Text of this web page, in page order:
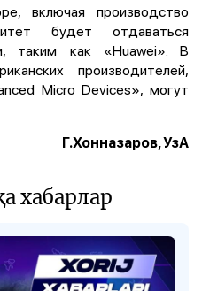
включая производство
будет отдаваться
таким как «Huawei». В
производителей,
Micro Devices», могут
Г.Хонназаров, УзА
хабарлар